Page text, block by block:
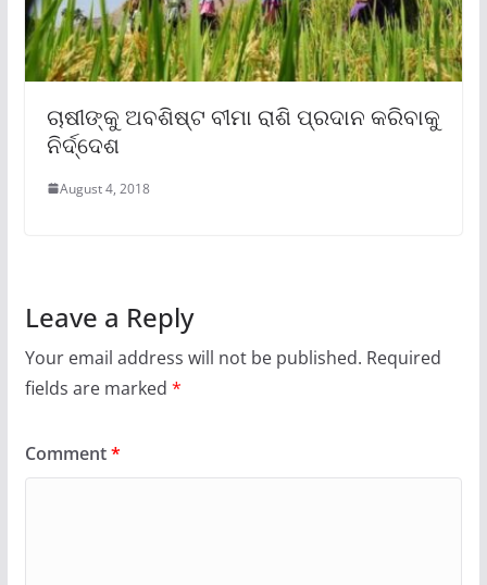
ଚାଷୀଙ୍କୁ ଅବଶିଷ୍ଟ ବୀମା ରାଶି ପ୍ରଦାନ କରିବାକୁ
ନିର୍ଦ୍ଦେଶ
August 4, 2018
Leave a Reply
Your email address will not be published. Required
fields are marked *
Comment*